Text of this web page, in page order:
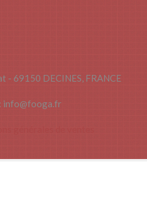
- 69150 DECINES, FRANCE
info@fooga.fr